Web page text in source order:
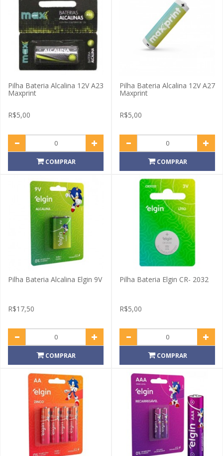
Pilha Bateria Alcalina 12V A23
Maxprint
R$5,00
COMPRAR
Pilha Bateria Alcalina 12V A27
Maxprint
R$5,00
COMPRAR
Pilha Bateria Alcalina Elgin 9V
R$17,50
COMPRAR
Pilha Bateria Elgin CR- 2032
R$5,00
COMPRAR